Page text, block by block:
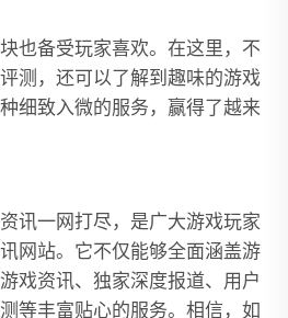
也备受玩家喜欢。在这里，不
测，还可以了解到趣味的游戏
细致入微的服务，赢得了越来
讯一网打尽，是广大游戏玩家
网站。它不仅能够全面涵盖游
戏资讯、独家深度报道、用户
等丰富贴心的服务。相信，如